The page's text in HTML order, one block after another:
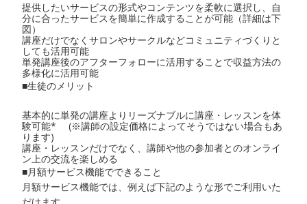
提供したいサービスの形式やコンテンツを柔軟に選択し、自
分に合ったサービスを簡単に作成することが可能（詳細は下
図）
講座だけでなくサロンやサークルなどコミュニティづくりと
しても活用可能
単発講座後のアフターフォローに活用することで収益方法の
多様化に活用可能
■生徒のメリット
基本的に単発の講座よりリーズナブルに講座・レッスンを体
験可能* (※講師の設定価格によってそうではない場合もあ
ります)
講座・レッスンだけでなく、講師や他の参加者とのオンライ
ン上の交流を楽しめる
■月額サービス機能でできること
月額サービス機能では、例えば下記のような形でご利用いた